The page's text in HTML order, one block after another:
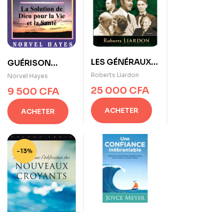
GUÉRISON
DIVINE de
Norvel Hayes
Norvel Hayes
9 500 CFA
ACHETER
LES GÉNÉRAUX
DE DIEU : LES
MINISTÈRES DE
GUÉRISON de
Roberts Liardon
Roberts Liardon
25 000 CFA
ACHETER
-13%